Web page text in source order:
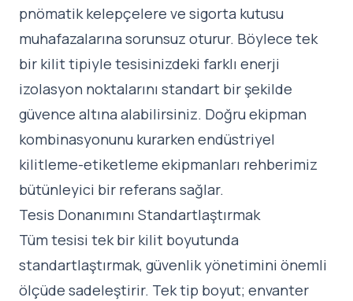
pnömatik kelepçelere ve sigorta kutusu
muhafazalarına sorunsuz oturur. Böylece tek
bir kilit tipiyle tesisinizdeki farklı enerji
izolasyon noktalarını standart bir şekilde
güvence altına alabilirsiniz. Doğru ekipman
kombinasyonunu kurarken endüstriyel
kilitleme-etiketleme ekipmanları rehberimiz
bütünleyici bir referans sağlar.
Tesis Donanımını Standartlaştırmak
Tüm tesisi tek bir kilit boyutunda
standartlaştırmak, güvenlik yönetimini önemli
ölçüde sadeleştirir. Tek tip boyut; envanter